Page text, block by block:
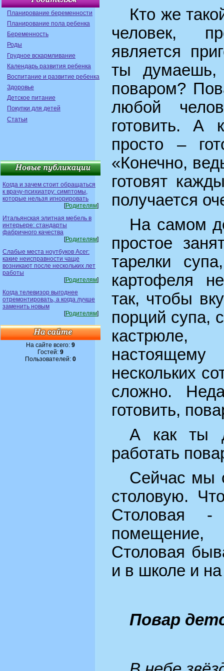
Планирование беременности
Планирование пола ребенка
Беременность
Роды
Грудное вскармливание
Календарь развития ребенка
Воспитание и развитие ребенка
Здоровье
Детское питание
Покупки для детей
Статьи
Когда и зачем стоит обращаться
к врачу-психиатру: симптомы,
которые нельзя игнорировать
[Родителям]
Итальянская элитная мебель в
интерьере: стандарты
фабричного качества
[Родителям]
Слабые места ноутбуков Acer:
какие неисправности чаще
возникают после нескольких лет
работы
[Родителям]
Когда телевизор выгоднее
отремонтировать, а когда лучше
заменить новым
[Родителям]
На сайте всего: 9
Гостей: 9
Пользователей: 0
Кто же
человек,
является
ты думаешь,
поваром?
любой
готовить. А
просто –
«Конечно,
готовят
получается
На самом
простое
тарелки
картофеля
так, чтобы
порций супа,
кастрюле,
нескольких
сложно.
готовить,
А как ты
работать
Сейчас мы
столовую.
Столовая -
помещение,
Столовая
и в школе и
Повар